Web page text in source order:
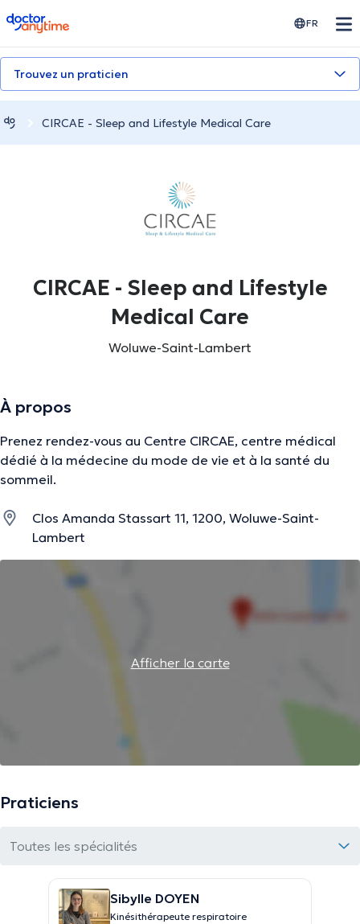
doctoranytime FR
Trouvez un praticien
CIRCAE - Sleep and Lifestyle Medical Care
CIRCAE - Sleep and Lifestyle
Medical Care
Woluwe-Saint-Lambert
À propos
Prenez rendez-vous au Centre CIRCAE, centre médical
dédié à la médecine du mode de vie et à la santé du
sommeil.
Clos Amanda Stassart 11, 1200, Woluwe-Saint-
Lambert
Afficher la carte
Praticiens
Toutes les spécialités
Sibylle DOYEN
Kinésithérapeute respiratoire